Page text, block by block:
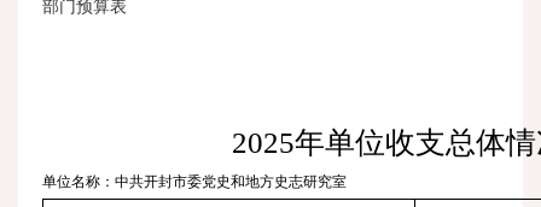
部门预算表
2025年单位收支总体
单位名称：中共开封市委党史和地方史志研究室